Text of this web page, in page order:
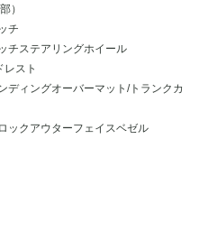
）
チ
チステアリングホイール
レスト
ディングオーバーマット/トランクカ
ックアウターフェイスベゼル